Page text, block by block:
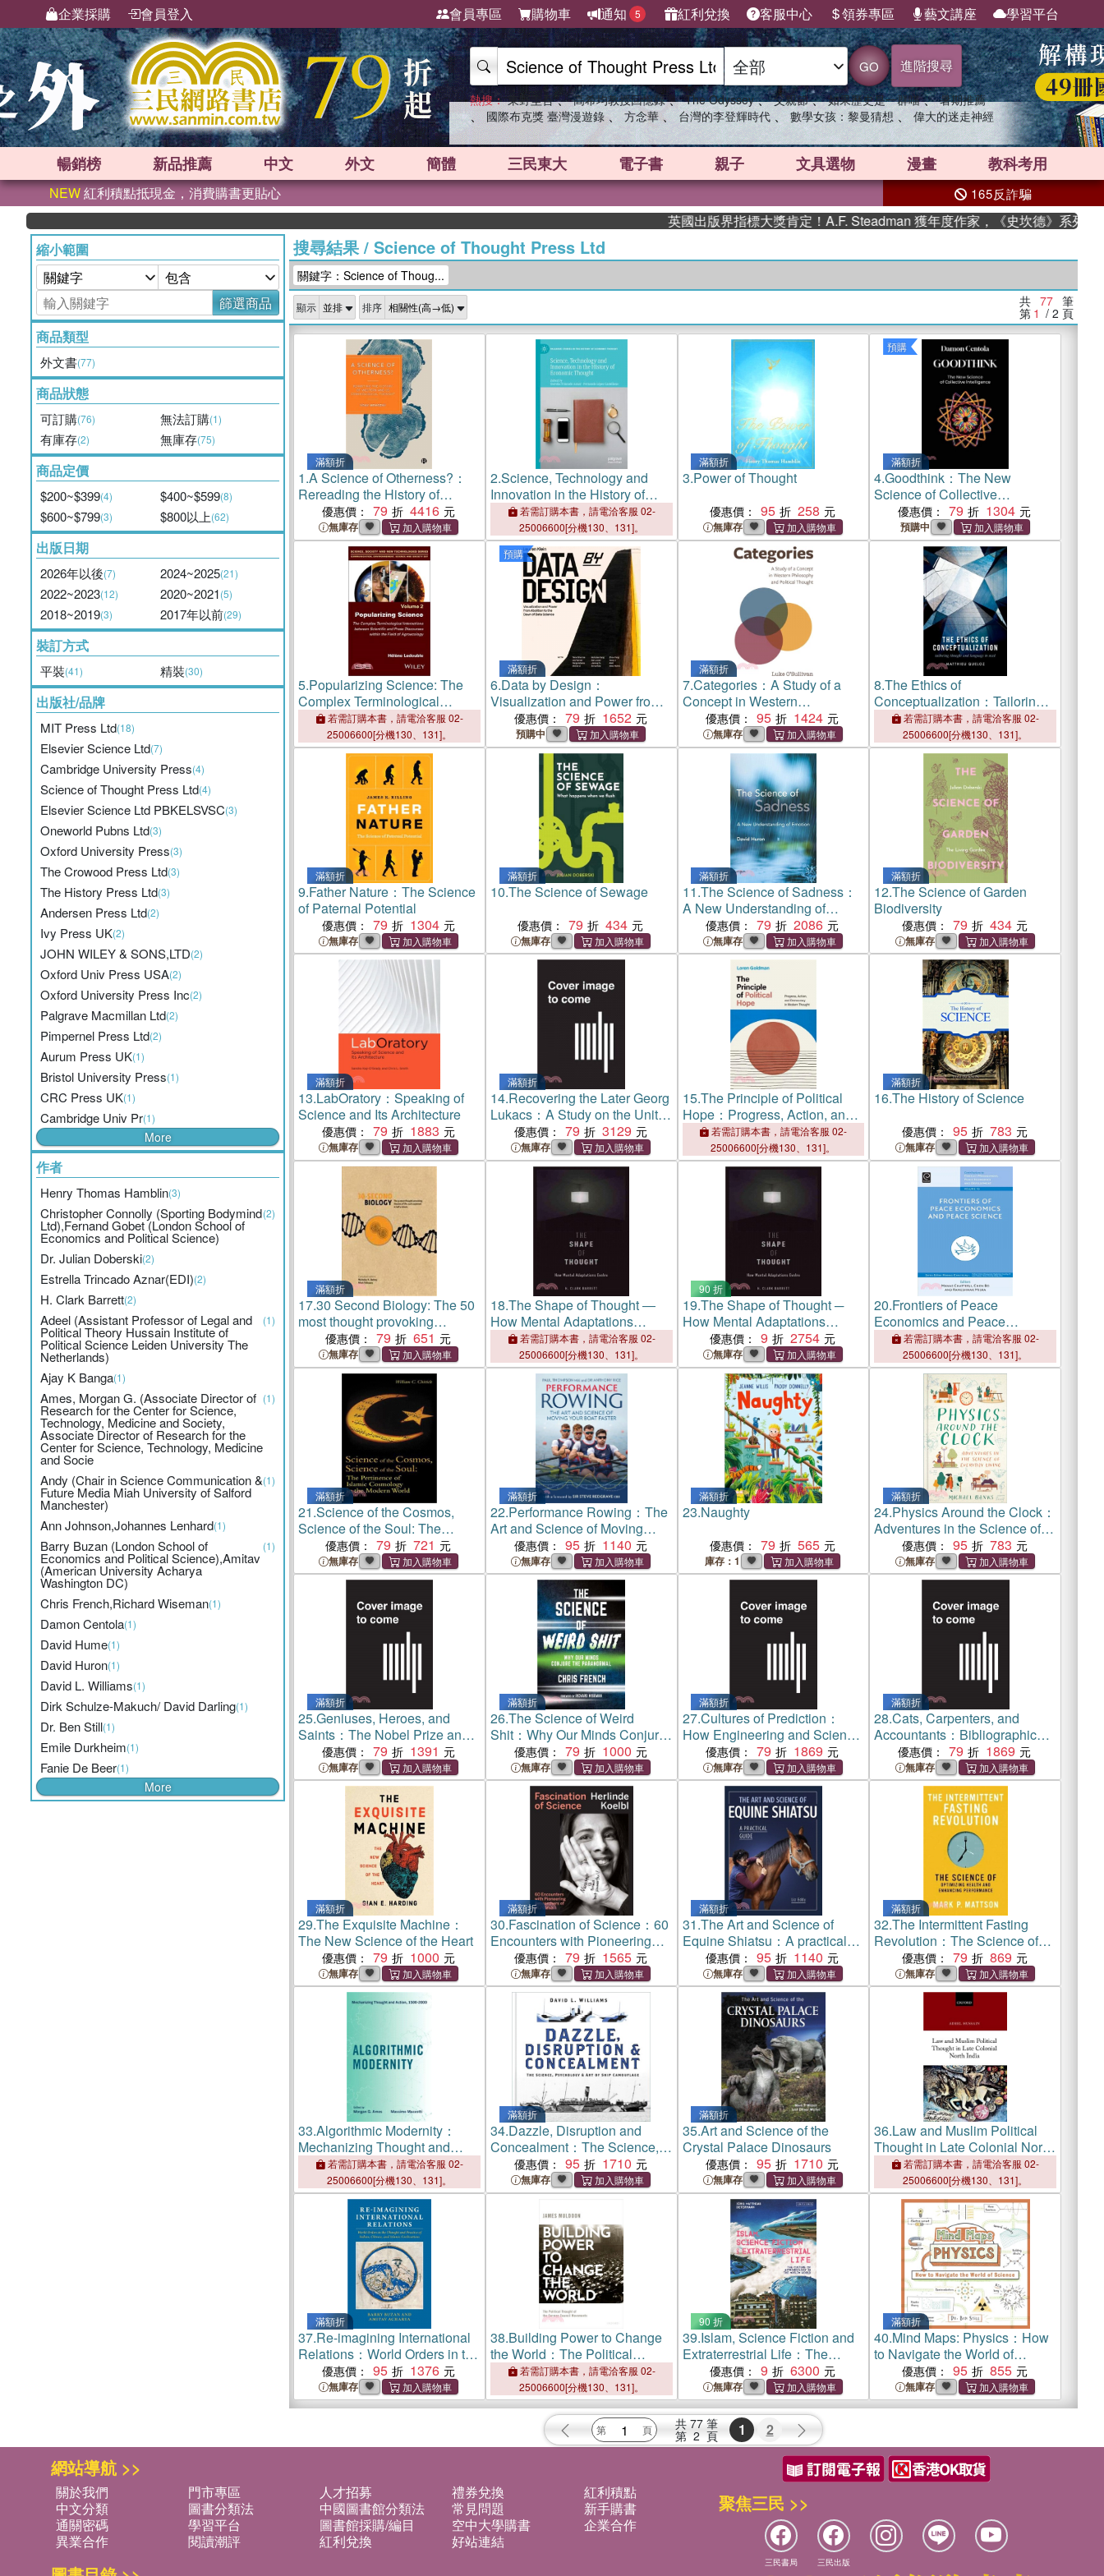
企業採購 會員登入 會員專區 購物車 通知 5 紅利兌換 客服中心 領券專區 藝文講座 學習平台
GO 進階搜尋
熱搜： 東野圭吾 、 高希均教授回憶錄 、 The Odyssey 、 父親節 、 如果歷史是一群喵 、 暑期推薦
、 國際布克獎 臺灣漫遊錄 、 方念華 、 台灣的李登輝時代 、 數學女孩：黎曼猜想 、 偉大的迷走神經
暢銷榜 新品推薦 中文 外文 簡體 三民東大 電子書 親子 文具選物 漫畫 教科考用
NEW紅利積點抵現金，消費購書更貼心 165反詐騙
英國出版界指標大獎肯定！A.F. Steadman 獲年度作家，《史坎德》系列帶你踏上熱
縮小範圍
篩選商品
商品類型
外文書(77)
商品狀態
可訂購(76) 無法訂購(1)
有庫存(2) 無庫存(75)
商品定價
$200~$399(4) $400~$599(8)
$600~$799(3) $800以上(62)
出版日期
2026年以後(7) 2024~2025(21)
2022~2023(12) 2020~2021(5)
2018~2019(3) 2017年以前(29)
裝訂方式
平裝(41) 精裝(30)
出版社/品牌
MIT Press Ltd(18)
Elsevier Science Ltd(7)
Cambridge University Press(4)
Science of Thought Press Ltd(4)
Elsevier Science Ltd PBKELSVSC(3)
Oneworld Pubns Ltd(3)
Oxford University Press(3)
The Crowood Press Ltd(3)
The History Press Ltd(3)
Andersen Press Ltd(2)
Ivy Press UK(2)
JOHN WILEY & SONS,LTD(2)
Oxford Univ Press USA(2)
Oxford University Press Inc(2)
Palgrave Macmillan Ltd(2)
Pimpernel Press Ltd(2)
Aurum Press UK(1)
Bristol University Press(1)
CRC Press UK(1)
Cambridge Univ Pr(1)
More
作者
Henry Thomas Hamblin(3)
Christopher Connolly (Sporting Bodymind
Ltd),Fernand Gobet (London School of
Economics and Political Science)
(2)
Dr. Julian Doberski(2)
Estrella Trincado Aznar(EDI)(2)
H. Clark Barrett(2)
Adeel (Assistant Professor of Legal and
Political Theory Hussain Institute of
Political Science Leiden University The
Netherlands)
(1)
Ajay K Banga(1)
Ames, Morgan G. (Associate Director of
Research for the Center for Science,
Technology, Medicine and Society,
Associate Director of Research for the
Center for Science, Technology, Medicine
and Socie
(1)
Andy (Chair in Science Communication &
Future Media Miah University of Salford
Manchester)
(1)
Ann Johnson,Johannes Lenhard(1)
Barry Buzan (London School of
Economics and Political Science),Amitav
(American University Acharya
Washington DC)
(1)
Chris French,Richard Wiseman(1)
Damon Centola(1)
David Hume(1)
David Huron(1)
David L. Williams(1)
Dirk Schulze-Makuch/ David Darling(1)
Dr. Ben Still(1)
Emile Durkheim(1)
Fanie De Beer(1)
More
搜尋結果/ Science of Thought Press Ltd
關鍵字：Science of Thoug...
顯示 排序 共 77 筆
第 1 / 2 頁
滿額折
1.A Science of Otherness?：
Rereading the History of
Western and US
Criminological Thought
優惠價： 79 4416
無庫存
2.Science, Technology and
Innovation in the History of
Economic Thought
若需訂購本書，請電洽客服 02-
25006600[分機130、131]。
滿額折
3.Power of Thought
優惠價： 95 258
無庫存
預購
滿額折
4.Goodthink：The New
Science of Collective
Intelligence
優惠價： 79 1304
預購中
5.Popularizing Science: The
Complex Terminological
Interactions Between Scientific
and Press Discourses Within
the Field of Agroecology
若需訂購本書，請電洽客服 02-
25006600[分機130、131]。
預購
滿額折
6.Data by Design：
Visualization and Power from
Abolition to the Dawn of Data
Science
優惠價： 79 1652
預購中
滿額折
7.Categories：A Study of a
Concept in Western
Philosophy and Political
Thought
優惠價： 95 1424
無庫存
8.The Ethics of
Conceptualization：Tailoring
Thought and Language to
Need
若需訂購本書，請電洽客服 02-
25006600[分機130、131]。
滿額折
9.Father Nature：The Science
of Paternal Potential
優惠價： 79 1304
無庫存
滿額折
10.The Science of Sewage
優惠價： 79 434
無庫存
滿額折
11.The Science of Sadness：
A New Understanding of
Emotion
優惠價： 79 2086
無庫存
滿額折
12.The Science of Garden
Biodiversity
優惠價： 79 434
無庫存
滿額折
13.LabOratory：Speaking of
Science and Its Architecture
優惠價： 79 1883
無庫存
滿額折
14.Recovering the Later Georg
Lukacs：A Study on the Unity
of His Thought
優惠價： 79 3129
無庫存
15.The Principle of Political
Hope：Progress, Action, and
Democracy in Modern Thought
若需訂購本書，請電洽客服 02-
25006600[分機130、131]。
滿額折
16.The History of Science
優惠價： 95 783
無庫存
滿額折
17.30 Second Biology: The 50
most thought provoking
theories of life
優惠價： 79 651
無庫存
18.The Shape of Thought ―
How Mental Adaptations
Evolve若需訂購本書，請電洽客服 02-
25006600[分機130、131]。
90 折
19.The Shape of Thought ─
How Mental Adaptations
Evolve優惠價： 9 2754
無庫存
20.Frontiers of Peace
Economics and Peace
Science若需訂購本書，請電洽客服 02-
25006600[分機130、131]。
滿額折
21.Science of the Cosmos,
Science of the Soul: The
Pertinence of Islamic
Cosmology in the Modern
World
優惠價： 79 721
無庫存
滿額折
22.Performance Rowing：The
Art and Science of Moving
Your Boat Faster
優惠價： 95 1140
無庫存
滿額折
23.Naughty
優惠價： 79 565
庫存：1
滿額折
24.Physics Around the Clock：
Adventures in the Science of
Everyday Living
優惠價： 95 783
無庫存
滿額折
25.Geniuses, Heroes, and
Saints：The Nobel Prize and
the Public Image of Science
優惠價： 79 1391
無庫存
滿額折
26.The Science of Weird
Shit：Why Our Minds Conjure
the Paranormal
優惠價： 79 1000
無庫存
滿額折
27.Cultures of Prediction：
How Engineering and Science
Evolve with Mathematical
Tools
優惠價： 79 1869
無庫存
滿額折
28.Cats, Carpenters, and
Accountants：Bibliographical
Foundations of Information
Science
優惠價： 79 1869
無庫存
滿額折
29.The Exquisite Machine：
The New Science of the Heart
優惠價： 79 1000
無庫存
滿額折
30.Fascination of Science：60
Encounters with Pioneering
Researchers of Our Time
優惠價： 79 1565
無庫存
滿額折
31.The Art and Science of
Equine Shiatsu：A practical
guide優惠價： 95 1140
無庫存
滿額折
32.The Intermittent Fasting
Revolution：The Science of
Optimizing Health and
Enhancing Performance
優惠價： 79 869
無庫存
33.Algorithmic Modernity：
Mechanizing Thought and
Action, 1500-2000
若需訂購本書，請電洽客服 02-
25006600[分機130、131]。
滿額折
34.Dazzle, Disruption and
Concealment：The Science,
Psychology and Art of Ship
Camouflage
優惠價： 95 1710
無庫存
滿額折
35.Art and Science of the
Crystal Palace Dinosaurs
優惠價： 95 1710
無庫存
36.Law and Muslim Political
Thought in Late Colonial North
India若需訂購本書，請電洽客服 02-
25006600[分機130、131]。
滿額折
37.Re-imagining International
Relations：World Orders in the
Thought and Practice of Indian,
Chinese, and Islamic
Civilizations
優惠價： 95 1376
無庫存
38.Building Power to Change
the World：The Political
Thought of the German
Council Movements
若需訂購本書，請電洽客服 02-
25006600[分機130、131]。
90 折
39.Islam, Science Fiction and
Extraterrestrial Life：The
Culture of Astrobiology in the
Muslim World
優惠價： 9 6300
無庫存
滿額折
40.Mind Maps: Physics：How
to Navigate the World of
Science優惠價： 95 855
無庫存
共 77 筆
第 2 頁 1 2
網站導航 >>
關於我們 門市專區 人才招募 禮券兌換
紅利積點
中文分類
圖書分類法 中國圖書館分類法 常見問題
新手購書
通關密碼
學習平台 圖書館採購/編目 空中大學購書
企業合作
異業合作
閱讀潮評 紅利兌換 好站連結
聚焦三民 >>
三民書局 三民出版